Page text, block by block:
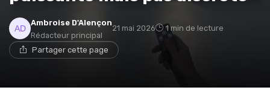
Ambroise D'Alençon
Rédacteur principal
21 mai 2026 1 min de lecture
Partager cette page